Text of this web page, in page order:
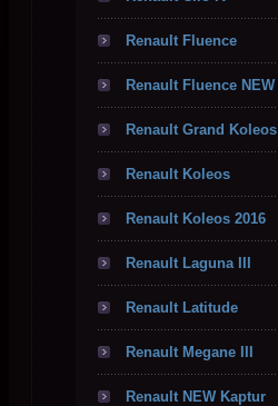
Renault Fluence
Renault Fluence NEW
Renault Grand Koleos
Renault Koleos
Renault Koleos 2016
Renault Laguna III
Renault Latitude
Renault Megane III
Renault NEW Kaptur